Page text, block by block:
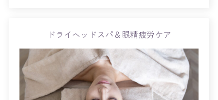
ドライヘッドスパ＆眼精疲労ケア